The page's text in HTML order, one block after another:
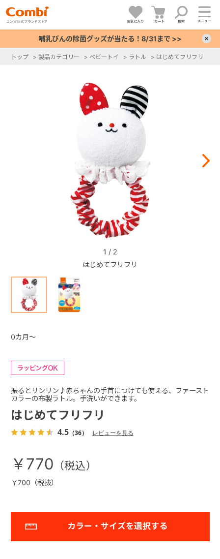
お気に入り カート 検索 メニュー
哺乳びんの除菌グッズが当たる！8/31まで >>
トップ > 製品カテゴリー > ベビートイ > ラトル > はじめてフリフリ
はじめてフリフリ
1 / 2
はじめてフリフリ
4.5（36） レビューを見る
振るとリンリン♪赤ちゃんの手首につけても使える、ファースト
カラーの布製ラトル。手洗いができます。
￥770
￥700（税抜）
カラー・サイズを選択する
0カ月～